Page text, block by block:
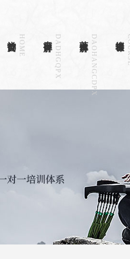
HOME DADHGQPX DAOHANGCDPX